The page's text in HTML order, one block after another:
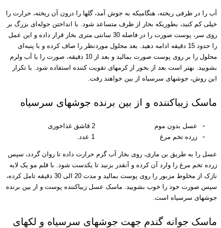
آب را در ظرفی ریخته، هنگامیکه به جوش آمد، گلها را درون آن ریخته، حرارت را
خیلی کم کنید، بطوریکه بخار از ظرف متساعد شود. با انداختن حوله‌ای بزرگ بر
روی سر، پوست صورت را در فاصله 30 سانتی متری بخار قرار داده و این عمل
را حدود 15 دقیقه ادامه دهید. بعد محلول موردنظر را صاف کرده و با پنبه‌ای
محلول را بر روی پوست صورت بمالید و بعد از 10 دقیقه، صورت را با آب ولرم
بشویید. بهتر است بعد از بخور از کرمهای تقویت کننده استفاده شود. با تکرار
این روش، جوشهای سرسیاه از بین خواهند رفت.
ماسک زیباکننده و از بین برنده جوشهای سرسیاه
عسل بدون موم 2 قاشق غذاخوری
زرده تخم مرغ 1 عدد.
عسل را به طریق بن ماری، روی بخار آب گرم حرارت داده تا روان گردد، سپس
زرده تخم مرغ را وارد آن کرده و آنقدر بزنید تا یکدست شود. با قلم مو یک لایه
نازک از مخلوط مزبور را روی پوست بمالید و مدت 20 الی 30 دقیقه تامل کرده،
سپس صورت خود را خوب بشویید. ماسک عسل زیباکننده پوست و از بین برنده
جوشهای سرسیاه است.
ماسک جوانه گندم جهت جوشهای سرسیاه و لکهای